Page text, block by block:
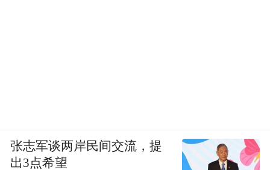
张志军谈两岸民间交流，提
出3点希望